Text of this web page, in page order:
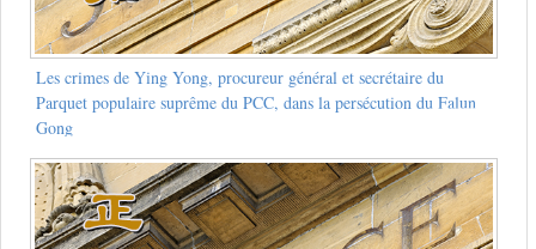
Les crimes de Ying Yong, procureur général et secrétaire du
Parquet populaire suprême du PCC, dans la persécution du Falun
Gong